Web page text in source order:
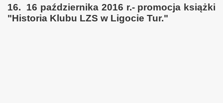
16. 16 października 2016 r.- promocja książki
"Historia Klubu LZS w Ligocie Tur."